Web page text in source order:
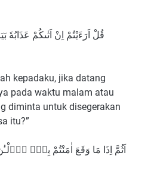
قُلْ اَرَءَيْتُمْ اِنْ اَتٰىكُمْ عَذَابُهٗ
kepadaku, jika datang
pada waktu malam atau
diminta untuk disegerakan
itu?”
اَثُمَّ اِذَا مَا وَقَعَ اٰمَنْتُمْ بِهٖۗ